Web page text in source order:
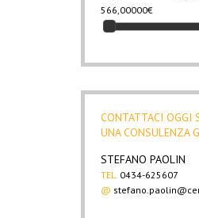
566,00000€
CONTATTACI OGGI
UNA CONSULENZA
STEFANO PAOLIN
TEL.
0434-625607
@